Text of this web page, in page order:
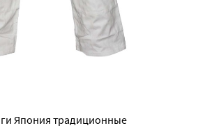
Япония традиционные